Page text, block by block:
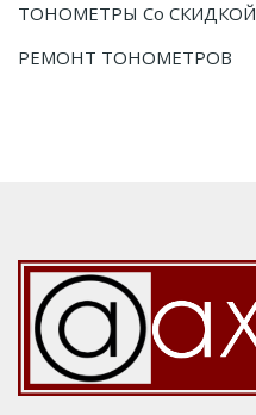
ТОНОМЕТРЫ Со СКИДКОЙ
РЕМОНТ ТОНОМЕТРОВ